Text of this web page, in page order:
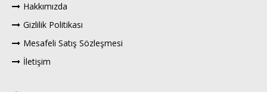
Hakkımızda
Gizlilik Politikası
Mesafeli Satış Sözleşmesi
İletişim